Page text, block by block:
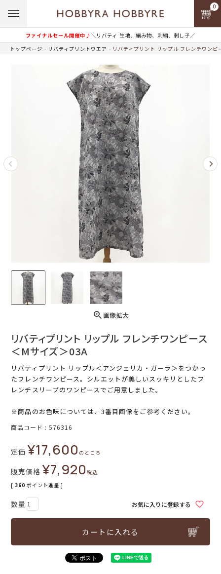
ファイナルセール開催中♪＼リバティ 生地、編み物、刺繍、刺し子／
0
トップページ リバティプリントウエア リバティプリント リップル フレンチワン
画像拡大
リバティプリント リップル フレンチワンピース
＜Mサイズ＞03A
リバティプリント リップル＜アンジェリカ・ガーラ＞をつかっ
たフレンチワンピース。シルエットが美しいスッキリとしたフ
レンチスリーブのワンピースでご用意しました。
※商品のお色味については、3番目画像をご参考ください。
商品コード 576316
定価 ¥17,600 のところ
販売価格 ¥7,920税込
[ 360 ポイント進呈 ]
お気に入りに登録する
カートに入れる